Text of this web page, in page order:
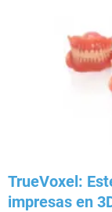
TrueVoxel:
impresas en